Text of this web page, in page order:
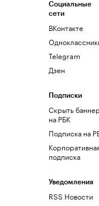
Социальные
сети
ВКонтакте
Telegram
Дзен
Подписки
Скрыть
на РБК
Подписка на
подписка
Уведомления
RSS Новости